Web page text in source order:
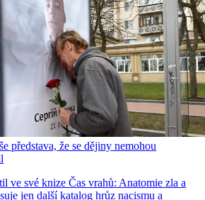
představa, že se dějiny nemohou
ve své knize Čas vrahů: Anatomie zla a
jen další katalog hrůz nacismu a